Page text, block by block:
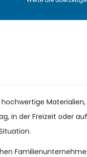
in der Freizeit oder